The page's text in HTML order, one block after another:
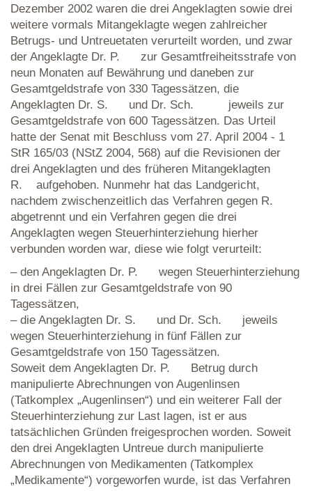
Dezember 2002 waren die drei Angeklagten sowie drei
weitere vormals Mitangeklagte wegen zahlreicher
Betrugs- und Untreuetaten verurteilt worden, und zwar
der Angeklagte Dr. P. zur Gesamtfreiheitsstrafe von
neun Monaten auf Bewährung und daneben zur
Gesamtgeldstrafe von 330 Tagessätzen, die
Angeklagten Dr. S. und Dr. Sch. jeweils zur
Gesamtgeldstrafe von 600 Tagessätzen. Das Urteil
hatte der Senat mit Beschluss vom 27. April 2004 - 1
StR 165/03 (NStZ 2004, 568) auf die Revisionen der
drei Angeklagten und des früheren Mitangeklagten
R. aufgehoben. Nunmehr hat das Landgericht,
nachdem zwischenzeitlich das Verfahren gegen R.
abgetrennt und ein Verfahren gegen die drei
Angeklagten wegen Steuerhinterziehung hierher
verbunden worden war, diese wie folgt verurteilt:
– den Angeklagten Dr. P. wegen Steuerhinterziehung
in drei Fällen zur Gesamtgeldstrafe von 90
Tagessätzen,
– die Angeklagten Dr. S. und Dr. Sch. jeweils
wegen Steuerhinterziehung in fünf Fällen zur
Gesamtgeldstrafe von 150 Tagessätzen.
Soweit dem Angeklagten Dr. P. Betrug durch
manipulierte Abrechnungen von Augenlinsen
(Tatkomplex „Augenlinsen“) und ein weiterer Fall der
Steuerhinterziehung zur Last lagen, ist er aus
tatsächlichen Gründen freigesprochen worden. Soweit
den drei Angeklagten Untreue durch manipulierte
Abrechnungen von Medikamenten (Tatkomplex
„Medikamente“) vorgeworfen wurde, ist das Verfahren